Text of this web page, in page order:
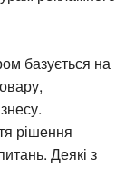
базується на
рішення
Деякі з